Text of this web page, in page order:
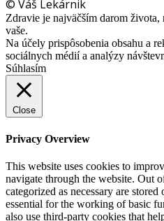
© Váš Lekárnik
Zdravie je najväčším darom
vaše.
Na účely prispôsobenia obsahu a
sociálnych médií a analýzy
Súhlasím
Close
Privacy Overview
This website uses cookies to
navigate through the website. Out
categorized as necessary are
essential for the working of basic
also use third-party cookies that